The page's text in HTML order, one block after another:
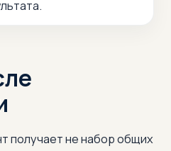
получает не набор общих